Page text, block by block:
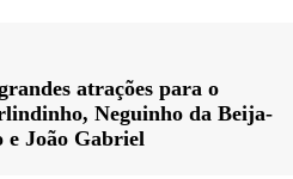
atrações para o
Neguinho da Beija-
e João Gabriel